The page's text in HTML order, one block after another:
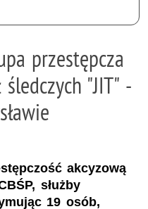
przestępcza
"JIT" -
akcyzową
służby
19 osób,